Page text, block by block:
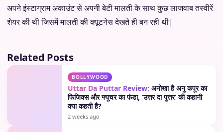
अपने इंस्टाग्राम अकाउंट से अपनी बेटी मालती के साथ कुछ लाजवाब तस्वीरें
शेयर की थी जिसमें मालती की क्यूटनेस देखते ही बन रही थी|
Related Posts
BOLLYWOOD
Uttar Da Puttar Review: अनोखा है अनु कपूर का
फिजिक्स और फ्यूचर का फंडा, ‘उत्तर दा पुत्तर’ की कहानी
क्या कहती है?
2 weeks ago